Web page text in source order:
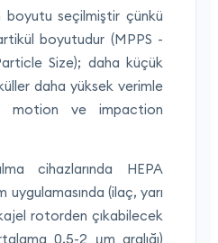
seçilmiştir çünkü
boyutudur (MPPS -
Size); daha küçük
daha yüksek verimle
motion ve impaction
cihazlarında HEPA
uygulamasında (ilaç, yarı
rotorden çıkabilecek
0,5-2 µm aralığı)